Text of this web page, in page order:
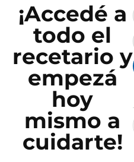
¡Accedé a
todo el
recetario y
empezá
hoy
mismo a
cuidarte!